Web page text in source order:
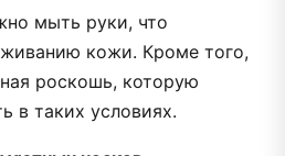
мыть руки, что
кожи. Кроме того,
роскошь, которую
в таких условиях.